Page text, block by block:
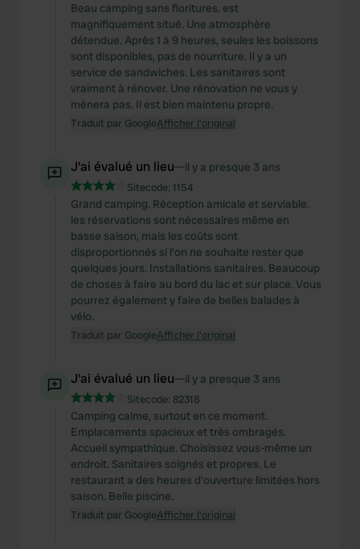
Beau camping sans fioritures. est
magnifiquement situé. Une atmosphère
détendue. Après 1 à 9 heures, seules les boissons
sont disponibles, pas de nourriture. Il y a un
service de sandwiches. Les sanitaires sont
vraiment à rénover. Une rénovation ne vous y
mènera pas. Il est bien maintenu propre.
Traduit par GoogleAfficher l'original
J'ai évalué un lieu—il y a presque 3 ans
Sitecode: 1154
Grand camping. Réception amicale et serviable.
les réservations sont nécessaires même en
basse saison, mais les coûts sont
disproportionnés si l'on ne souhaite rester que
quelques jours. Installations sanitaires. Beaucoup
de choses à faire au bord du lac et sur place. Vous
pourrez également y faire de belles balades à
vélo.
Traduit par GoogleAfficher l'original
J'ai évalué un lieu—il y a presque 3 ans
Sitecode: 82318
Camping calme, surtout en ce moment.
Emplacements spacieux et très ombragés.
Accueil sympathique. Choisissez vous-même un
endroit. Sanitaires soignés et propres. Le
restaurant a des heures d'ouverture limitées hors
saison. Belle piscine.
Traduit par GoogleAfficher l'original